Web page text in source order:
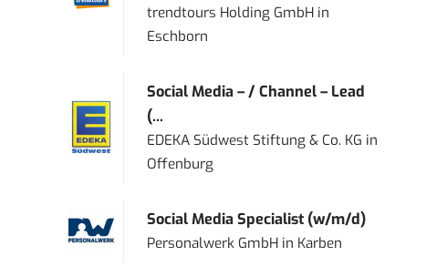
trendtours Holding GmbH in
Eschborn
Social Media – / Channel – Lead
(...
EDEKA Südwest Stiftung & Co. KG in
Offenburg
Social Media Specialist (w/m/d)
Personalwerk GmbH in Karben